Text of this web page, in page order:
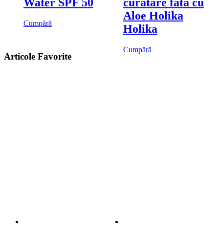
Water SPF 50
Cumpără
curatare fata cu
Aloe Holika
Holika
Cumpără
Articole Favorite